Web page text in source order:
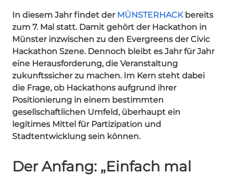
In diesem Jahr findet der MÜNSTERHACKbereits
zum 7. Mal statt. Damit gehört der Hackathon in
Münster inzwischen zu den Evergreens der Civic
Hackathon Szene. Dennoch bleibt es Jahr für Jahr
eine Herausforderung, die Veranstaltung
zukunftssicher zu machen. Im Kern steht dabei
die Frage, ob Hackathons aufgrund ihrer
Positionierung in einem bestimmten
gesellschaftlichen Umfeld, überhaupt ein
legitimes Mittel für Partizipation und
Stadtentwicklung sein können.
Der Anfang: „Einfach mal